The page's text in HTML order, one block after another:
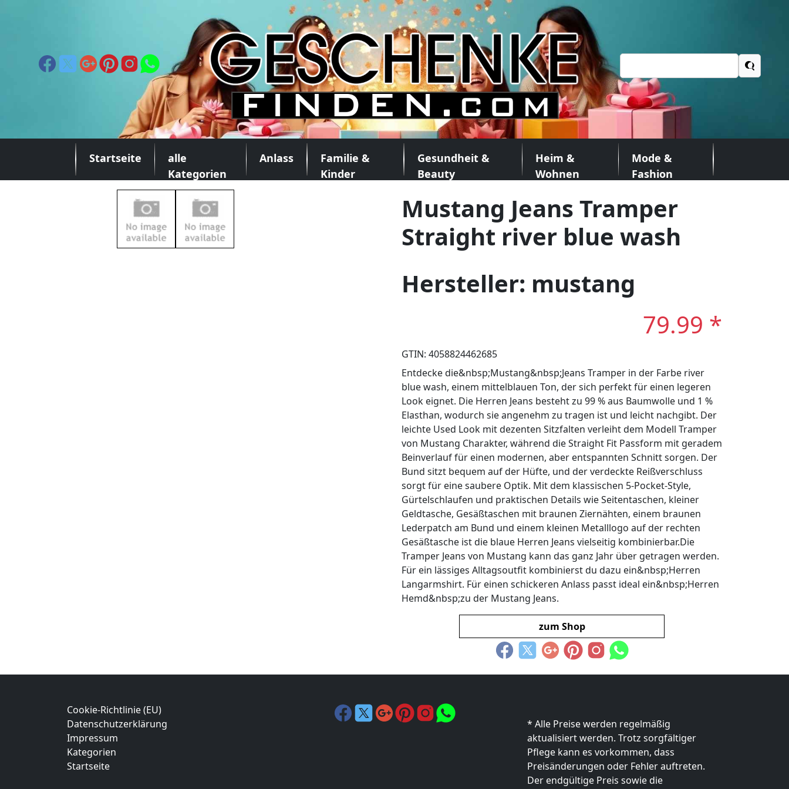
nach:
Startseite
alle
Kategorien
Anlass
Familie &
Kinder
Gesundheit &
Beauty
Heim &
Wohnen
Mode &
Fashion
Mustang Jeans Tramper
Straight river blue wash
Hersteller: mustang
79.99 *
GTIN: 4058824462685
Entdecke die&nbsp;Mustang&nbsp;Jeans Tramper in der Farbe river
blue wash, einem mittelblauen Ton, der sich perfekt für einen legeren
Look eignet. Die Herren Jeans besteht zu 99 % aus Baumwolle und 1 %
Elasthan, wodurch sie angenehm zu tragen ist und leicht nachgibt. Der
leichte Used Look mit dezenten Sitzfalten verleiht dem Modell Tramper
von Mustang Charakter, während die Straight Fit Passform mit geradem
Beinverlauf für einen modernen, aber entspannten Schnitt sorgen. Der
Bund sitzt bequem auf der Hüfte, und der verdeckte Reißverschluss
sorgt für eine saubere Optik. Mit dem klassischen 5-Pocket-Style,
Gürtelschlaufen und praktischen Details wie Seitentaschen, kleiner
Geldtasche, Gesäßtaschen mit braunen Ziernähten, einem braunen
Lederpatch am Bund und einem kleinen Metalllogo auf der rechten
Gesäßtasche ist die blaue Herren Jeans vielseitig kombinierbar.Die
Tramper Jeans von Mustang kann das ganz Jahr über getragen werden.
Für ein lässiges Alltagsoutfit kombinierst du dazu ein&nbsp;Herren
Langarmshirt. Für einen schickeren Anlass passt ideal ein&nbsp;Herren
Hemd&nbsp;zu der Mustang Jeans.
zum Shop
Cookie-Richtlinie (EU)
Datenschutzerklärung
Impressum
Kategorien
Startseite
* Alle Preise werden regelmäßig
aktualisiert werden. Trotz sorgfältiger
Pflege kann es vorkommen, dass
Preisänderungen oder Fehler auftreten.
Der endgültige Preis sowie die